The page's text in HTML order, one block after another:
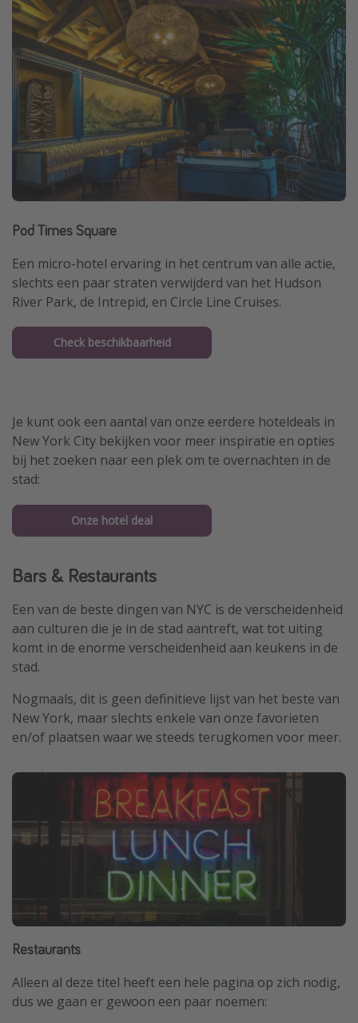
Pod Times Square
Een micro-hotel ervaring in het centrum van alle actie,
slechts een paar straten verwijderd van het Hudson
River Park, de Intrepid, en Circle Line Cruises.
Check beschikbaarheid
Je kunt ook een aantal van onze eerdere hoteldeals in
New York City bekijken voor meer inspiratie en opties
bij het zoeken naar een plek om te overnachten in de
stad:
Onze hotel deal
Bars & Restaurants
Een van de beste dingen van NYC is de verscheidenheid
aan culturen die je in de stad aantreft, wat tot uiting
komt in de enorme verscheidenheid aan keukens in de
stad.
Nogmaals, dit is geen definitieve lijst van het beste van
New York, maar slechts enkele van onze favorieten
en/of plaatsen waar we steeds terugkomen voor meer.
Restaurants
Alleen al deze titel heeft een hele pagina op zich nodig,
dus we gaan er gewoon een paar noemen: